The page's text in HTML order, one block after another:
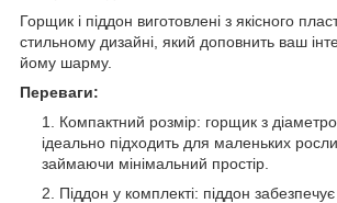
Горщик і піддон виготовлені з якісного
стильному дизайні, який доповнить ваш
йому шарму.
Переваги:
Компактний розмір: горщик з
ідеально підходить для маленьких рослин
займаючи мінімальний простір.
Піддон у комплекті: піддон